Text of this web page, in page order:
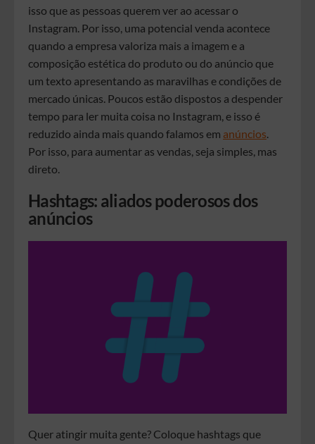
isso que as pessoas querem ver ao acessar o
Instagram. Por isso, uma potencial venda acontece
quando a empresa valoriza mais a imagem e a
composição estética do produto ou do anúncio que
um texto apresentando as maravilhas e condições de
mercado únicas. Poucos estão dispostos a despender
tempo para ler muita coisa no Instagram, e isso é
reduzido ainda mais quando falamos em anúncios
Por isso, para aumentar as vendas, seja simples, mas
direto.
Hashtags: aliados poderosos dos
anúncios
Quer atingir muita gente? Coloque hashtags que